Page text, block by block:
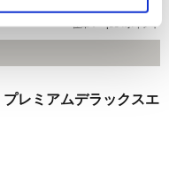
(税込)
在庫：○ |834ポイント
レミアムデラックスエ